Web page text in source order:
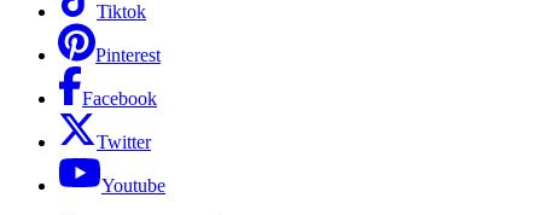
Tiktok
Pinterest
Facebook
Twitter
Youtube